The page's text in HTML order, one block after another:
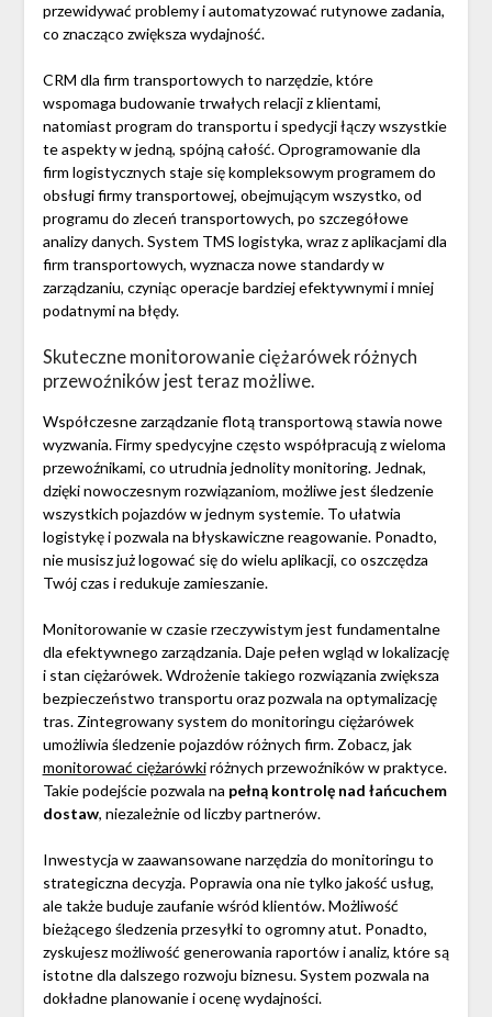
przewidywać problemy i automatyzować rutynowe zadania,
co znacząco zwiększa wydajność.
CRM dla firm transportowych to narzędzie, które
wspomaga budowanie trwałych relacji z klientami,
natomiast program do transportu i spedycji łączy wszystkie
te aspekty w jedną, spójną całość. Oprogramowanie dla
firm logistycznych staje się kompleksowym programem do
obsługi firmy transportowej, obejmującym wszystko, od
programu do zleceń transportowych, po szczegółowe
analizy danych. System TMS logistyka, wraz z aplikacjami dla
firm transportowych, wyznacza nowe standardy w
zarządzaniu, czyniąc operacje bardziej efektywnymi i mniej
podatnymi na błędy.
Skuteczne monitorowanie ciężarówek różnych
przewoźników jest teraz możliwe.
Współczesne zarządzanie flotą transportową stawia nowe
wyzwania. Firmy spedycyjne często współpracują z wieloma
przewoźnikami, co utrudnia jednolity monitoring. Jednak,
dzięki nowoczesnym rozwiązaniom, możliwe jest śledzenie
wszystkich pojazdów w jednym systemie. To ułatwia
logistykę i pozwala na błyskawiczne reagowanie. Ponadto,
nie musisz już logować się do wielu aplikacji, co oszczędza
Twój czas i redukuje zamieszanie.
Monitorowanie w czasie rzeczywistym jest fundamentalne
dla efektywnego zarządzania. Daje pełen wgląd w lokalizację
i stan ciężarówek. Wdrożenie takiego rozwiązania zwiększa
bezpieczeństwo transportu oraz pozwala na optymalizację
tras. Zintegrowany system do monitoringu ciężarówek
umożliwia śledzenie pojazdów różnych firm. Zobacz, jak
monitorować ciężarówkiróżnych przewoźników w praktyce.
Takie podejście pozwala na pełną kontrolę nad łańcuchem
dostaw, niezależnie od liczby partnerów.
Inwestycja w zaawansowane narzędzia do monitoringu to
strategiczna decyzja. Poprawia ona nie tylko jakość usług,
ale także buduje zaufanie wśród klientów. Możliwość
bieżącego śledzenia przesyłki to ogromny atut. Ponadto,
zyskujesz możliwość generowania raportów i analiz, które są
istotne dla dalszego rozwoju biznesu. System pozwala na
dokładne planowanie i ocenę wydajności.